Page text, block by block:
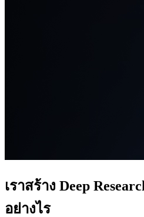
เราสร้าง Deep
อย่างไร